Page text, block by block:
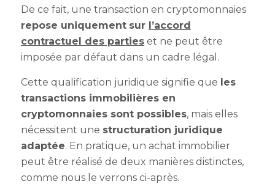
De ce fait, une transaction en cryptomonnaies
repose uniquement sur l’accord
contractuel des partieset ne peut être
imposée par défaut dans un cadre légal.
Cette qualification juridique signifie que les
transactions immobilières en
cryptomonnaies sont possibles, mais elles
nécessitent une structuration juridique
adaptée. En pratique, un achat immobilier
peut être réalisé de deux manières distinctes,
comme nous le verrons ci-après.